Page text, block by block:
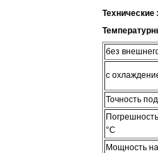
Технические
без
с
Точность
°С
Мощность